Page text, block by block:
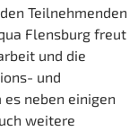
Teilnehmenden
Flensburg freut
und die
und
es neben einigen
weitere